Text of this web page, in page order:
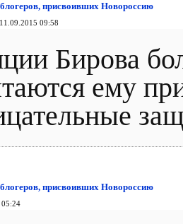
присвоивших Новороссию
11.09.2015 09:58
Бирова
ему
присвоивших Новороссию
05:24